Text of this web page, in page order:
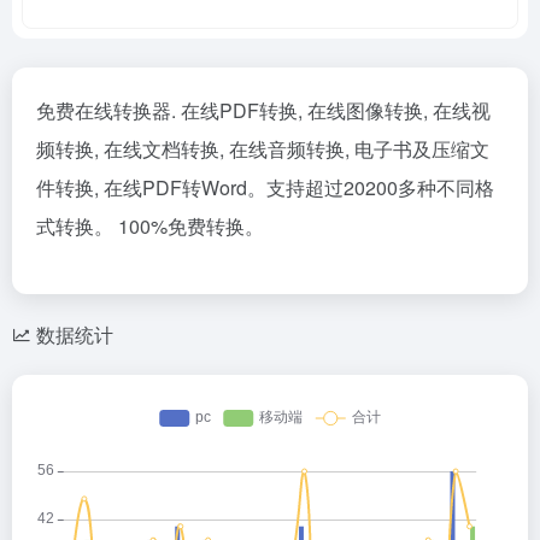
免费在线转换器. 在线PDF转换, 在线图像转换, 在线视
频转换, 在线文档转换, 在线音频转换, 电子书及压缩文
件转换, 在线PDF转Word。支持超过20200多种不同格
式转换。 100%免费转换。
数据统计